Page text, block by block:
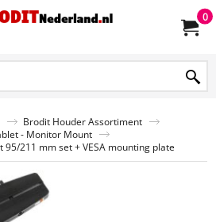
0
Brodit Houder Assortiment
- Monitor Mount
211 mm set + VESA mounting plate